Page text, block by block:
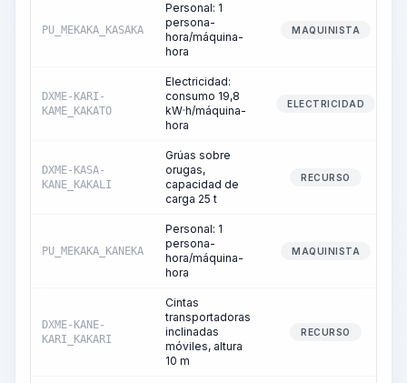
PU_MEKAKA_KASAKA
Personal: 1
persona-
hora/máquina-
hora
MAQUINISTA
DXME-KARI-
KAME_KAKATO
Electricidad:
consumo 19,8
kW·h/máquina-
hora
ELECTRICIDAD
DXME-KASA-
KANE_KAKALI
Grúas sobre
orugas,
capacidad de
carga 25 t
RECURSO
PU_MEKAKA_KANEKA
Personal: 1
persona-
hora/máquina-
hora
MAQUINISTA
DXME-KANE-
KARI_KAKARI
Cintas
transportadoras
inclinadas
móviles, altura
10 m
RECURSO